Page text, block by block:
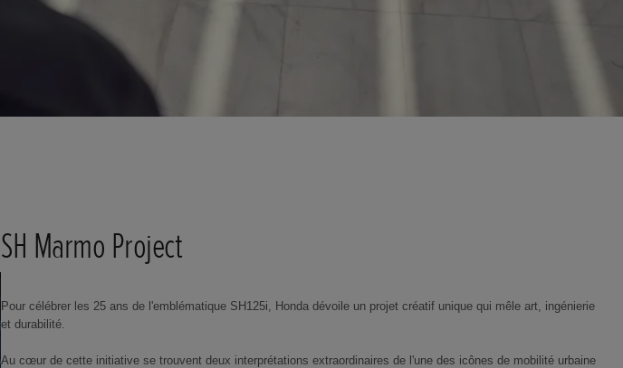
SH Marmo Project
Pour célébrer les 25 ans de l'emblématique SH125i, Honda dévoile un projet créatif unique qui mêle art, ingénierie
et durabilité.
Au cœur de cette initiative se trouvent deux interprétations extraordinaires de l'une des icônes de mobilité urbaine